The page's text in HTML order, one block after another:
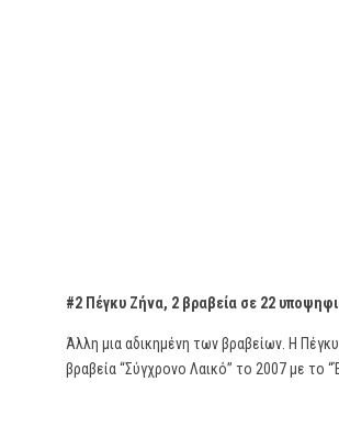
#2 Πέγκυ Ζήνα, 2 βραβεία σε 22
Άλλη μια αδικημένη των βραβείων. Η
βραβεία “Σύγχρονο Λαικό” το 2007 με το